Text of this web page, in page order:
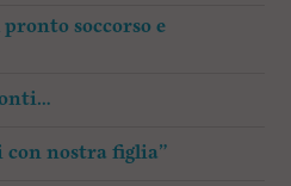
soccorso e
con nostra figlia”